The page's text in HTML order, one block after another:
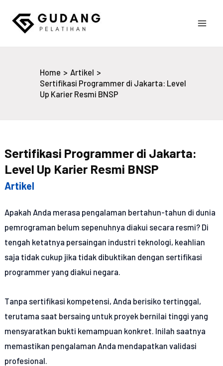
content
Home
Artikel
Sertifikasi Programmer di Jakarta: Level
Up Karier Resmi BNSP
Sertifikasi Programmer di Jakarta:
Level Up Karier Resmi BNSP
Artikel
Apakah Anda merasa pengalaman bertahun-tahun di dunia
pemrograman belum sepenuhnya diakui secara resmi? Di
tengah ketatnya persaingan industri teknologi, keahlian
saja tidak cukup jika tidak dibuktikan dengan sertifikasi
programmer yang diakui negara.
Tanpa sertifikasi kompetensi, Anda berisiko tertinggal,
terutama saat bersaing untuk proyek bernilai tinggi yang
mensyaratkan bukti kemampuan konkret. Inilah saatnya
memastikan pengalaman Anda mendapatkan validasi
profesional.